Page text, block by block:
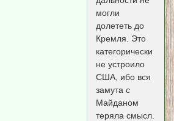
могли
долететь до
Кремля. Это
категорически
не устроило
США, ибо вся
замута с
Майданом
теряла смысл.